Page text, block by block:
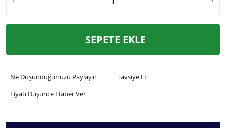
SEPETE EKLE
Ne Düşündüğünüzü Paylaşın
Tavsiye Et
Fiyatı Düşünce Haber Ver